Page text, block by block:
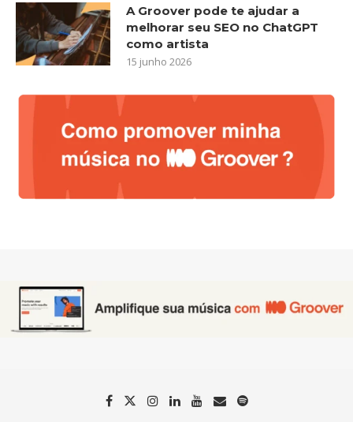
A Groover pode te ajudar a
melhorar seu SEO no ChatGPT
como artista
15 junho 2026